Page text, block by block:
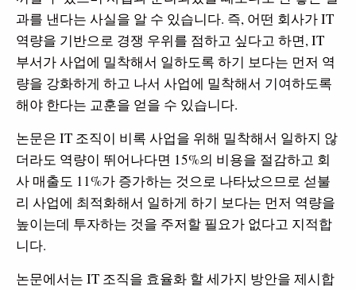
과를 낸다는 사실을 알 수 있습니다. 즉, 어떤 회사가 IT
역량을 기반으로 경쟁 우위를 점하고 싶다고 하면, IT
부서가 사업에 밀착해서 일하도록 하기 보다는 먼저 역
량을 강화하게 하고 나서 사업에 밀착해서 기여하도록
해야 한다는 교훈을 얻을 수 있습니다.
논문은 IT 조직이 비록 사업을 위해 밀착해서 일하지 않
더라도 역량이 뛰어나다면 15%의 비용을 절감하고 회
사 매출도 11%가 증가하는 것으로 나타났으므로 섣불
리 사업에 최적화해서 일하게 하기 보다는 먼저 역량을
높이는데 투자하는 것을 주저할 필요가 없다고 지적합
니다.
논문에서는 IT 조직을 효율화 할 세가지 방안을 제시합